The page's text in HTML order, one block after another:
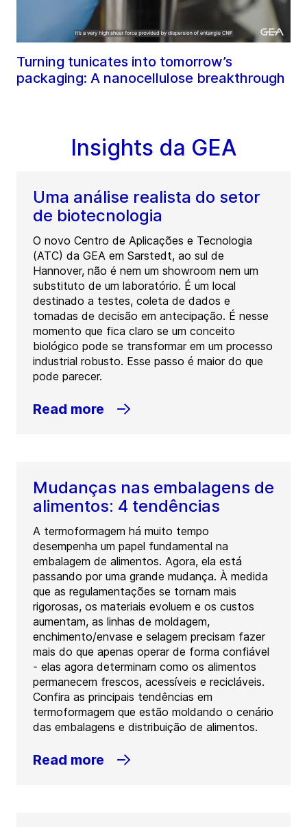
Turning tunicates into tomorrow’s
packaging: A nanocellulose breakthrough
Insights da GEA
Uma análise realista do setor
de biotecnologia
O novo Centro de Aplicações e Tecnologia
(ATC) da GEA em Sarstedt, ao sul de
Hannover, não é nem um showroom nem um
substituto de um laboratório. É um local
destinado a testes, coleta de dados e
tomadas de decisão em antecipação. É nesse
momento que fica claro se um conceito
biológico pode se transformar em um processo
industrial robusto. Esse passo é maior do que
pode parecer.
Read more
Mudanças nas embalagens de
alimentos: 4 tendências
A termoformagem há muito tempo
desempenha um papel fundamental na
embalagem de alimentos. Agora, ela está
passando por uma grande mudança. À medida
que as regulamentações se tornam mais
rigorosas, os materiais evoluem e os custos
aumentam, as linhas de moldagem,
enchimento/envase e selagem precisam fazer
mais do que apenas operar de forma confiável
- elas agora determinam como os alimentos
permanecem frescos, acessíveis e recicláveis.
Confira as principais tendências em
termoformagem que estão moldando o cenário
das embalagens e distribuição de alimentos.
Read more